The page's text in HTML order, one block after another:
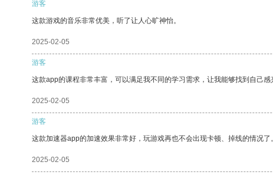
游客
这款游戏的音乐非常优美，听了让人心旷神怡。
2025-02-05
游客
这款app的课程非常丰富，可以满足我不同的学习需求，让我能够找到自己感
2025-02-05
游客
这款加速器app的加速效果非常好，玩游戏再也不会出现卡顿、掉线的情况
2025-02-05